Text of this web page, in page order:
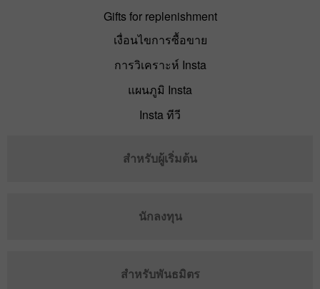
Gifts for replenishment
เงื่อนไขการซื้อขาย
การวิเคราะห์ Insta
แผนภูมิ Insta
Insta ทีวี
สำหรับผู้เริ่มต้น
นักลงทุน
สำหรับพันธมิตร